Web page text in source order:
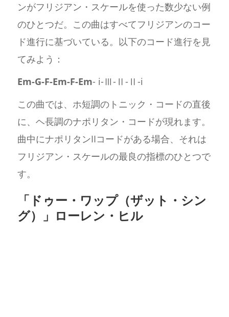
ンがフリジアン・スケールを使った数少ない例
のひとつだ。この曲はすべてフリジアンのコー
ド進行に基づいている。以下のコード進行を見
てみよう：
Em-G-F-Em-F-Em- i-Ⅲ-Ⅱ-Ⅱ-i
この曲では、ホ短調のトニック・コードの直後
に、ヘ長調のナポリタン・コードが現れます。
曲中にナポリタンIIコードがある場合、それは
フリジアン・スケールの最良の指標のひとつで
す。
「ドゥー・ワップ（ザット・シン
グ）」ローレン・ヒル